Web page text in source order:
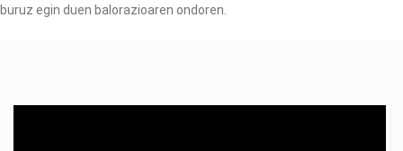
buruz egin duen balorazioaren ondoren.